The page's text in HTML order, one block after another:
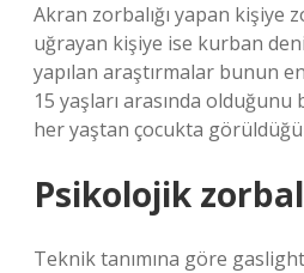
Akran zorbalığı yapan kişiye
uğrayan kişiye ise kurban
yapılan araştırmalar bunun
15 yaşları arasında
her yaştan çocukta
Psikolojik
Teknik tanımına göre